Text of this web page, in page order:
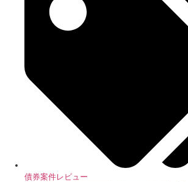
債券案件レビュー